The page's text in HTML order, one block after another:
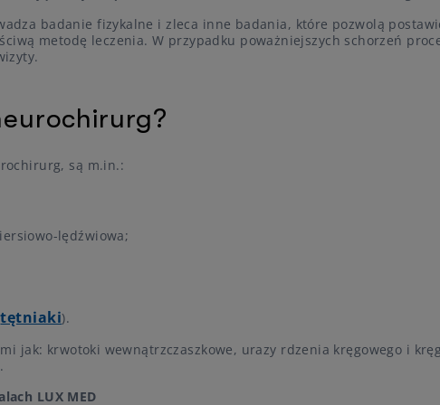
badanie fizykalne i zleca inne badania, które pozwolą
metodę leczenia. W przypadku poważniejszych schorzeń
są m.in.:
lędźwiowa;
tętniaki).
jak: krwotoki wewnątrzczaszkowe, urazy rdzenia kręgowego i
LUX MED